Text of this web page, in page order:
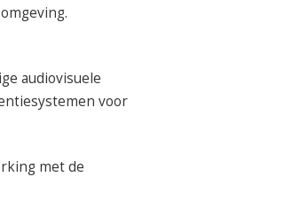
audiovisuele
voor
met de